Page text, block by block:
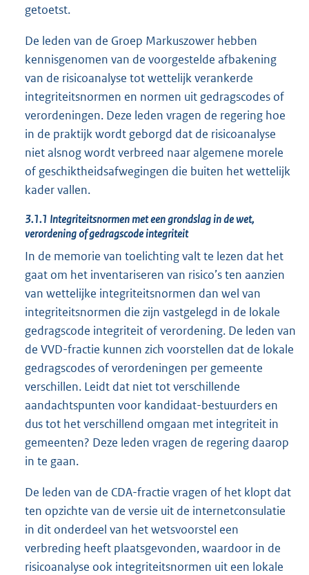
getoetst.
De leden van de Groep Markuszower hebben
kennisgenomen van de voorgestelde afbakening
van de risicoanalyse tot wettelijk verankerde
integriteitsnormen en normen uit gedragscodes of
verordeningen. Deze leden vragen de regering hoe
in de praktijk wordt geborgd dat de risicoanalyse
niet alsnog wordt verbreed naar algemene morele
of geschiktheidsafwegingen die buiten het wettelijk
kader vallen.
3.1.1 Integriteitsnormen met een grondslag in de wet,
verordening of gedragscode integriteit
In de memorie van toelichting valt te lezen dat het
gaat om het inventariseren van risico’s ten aanzien
van wettelijke integriteitsnormen dan wel van
integriteitsnormen die zijn vastgelegd in de lokale
gedragscode integriteit of verordening. De leden van
de VVD-fractie kunnen zich voorstellen dat de lokale
gedragscodes of verordeningen per gemeente
verschillen. Leidt dat niet tot verschillende
aandachtspunten voor kandidaat-bestuurders en
dus tot het verschillend omgaan met integriteit in
gemeenten? Deze leden vragen de regering daarop
in te gaan.
De leden van de CDA-fractie vragen of het klopt dat
ten opzichte van de versie uit de internetconsulatie
in dit onderdeel van het wetsvoorstel een
verbreding heeft plaatsgevonden, waardoor in de
risicoanalyse ook integriteitsnormen uit een lokale